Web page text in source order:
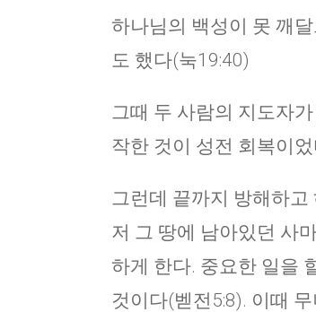
하나님의 백성이 못 깨
도 했다(눅19:40)
그때 두 사람의 지도자
작한 것이 성전 회복이었
그런데 끝까지 방해하
저 그 땅에 남아있던 사
하게 한다. 중요한 일을
것이다(벧전5:8). 이때